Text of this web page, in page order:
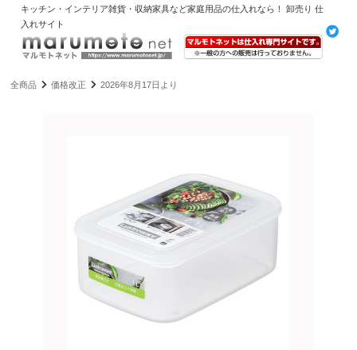
キッチン・インテリア雑貨・収納家具など家庭用品の仕入れなら！ 卸売り 仕
入れサイト
全商品 価格改正 2026年8月17日より